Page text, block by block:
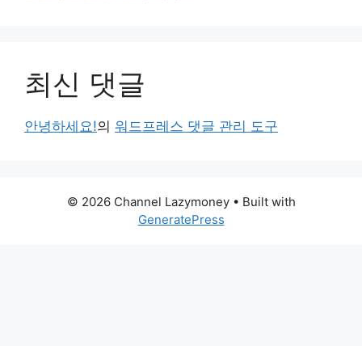
최신 댓글
안녕하세요!의 워드프레스 댓글 관리 도구
© 2026 Channel Lazymoney• Built with
GeneratePress